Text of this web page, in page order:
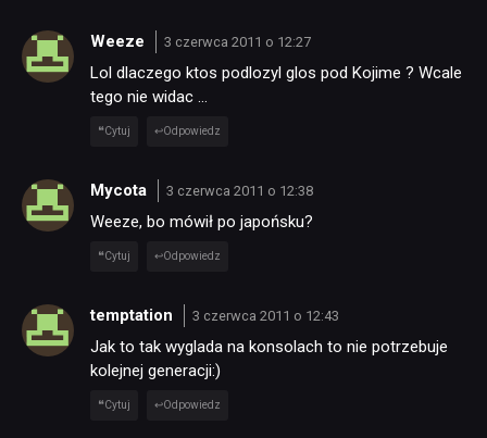
Weeze 3 czerwca 2011 o 12:27
Lol dlaczego ktos podlozyl glos pod Kojime ? Wcale
tego nie widac …
Cytuj Odpowiedz
Mycota 3 czerwca 2011 o 12:38
Weeze, bo mówił po japońsku?
Cytuj Odpowiedz
temptation 3 czerwca 2011 o 12:43
Jak to tak wyglada na konsolach to nie potrzebuje
kolejnej generacji:)
Cytuj Odpowiedz